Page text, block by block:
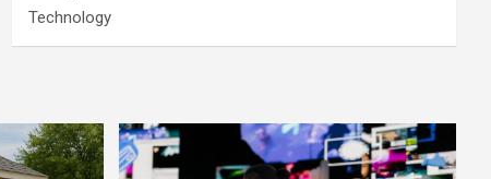
Technology